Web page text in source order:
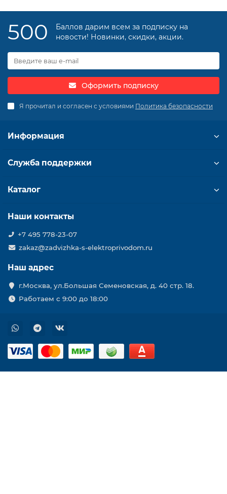
500
Баллов дарим всем за подписку на
новости! Новинки, скидки, акции.
Оформить подписку
Я прочитал и согласен с условиями Политика безопасности
Информация
Служба поддержки
Каталог
Наши контакты
+7 495 778-23-07
zakaz@zadvizhka-s-elektroprivodom.ru
Наш адрес
г.Москва, ул.Большая Семеновская, д. 40 стр. 18.
Работаем с 9:00 до 18:00